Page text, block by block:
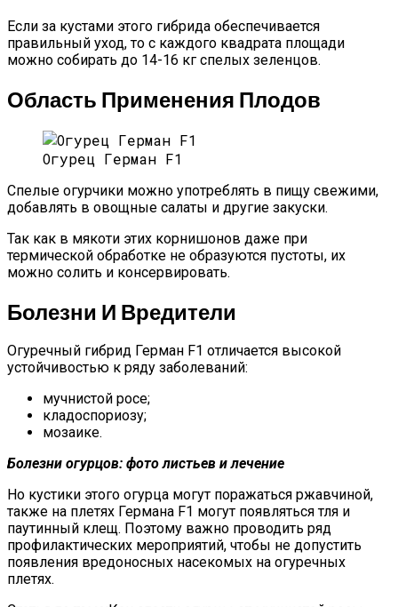
Если за кустами этого гибрида обеспечивается
правильный уход, то с каждого квадрата площади
можно собирать до 14-16 кг спелых зеленцов.
Область Применения Плодов
Огурец Герман F1
Спелые огурчики можно употреблять в пищу свежими,
добавлять в овощные салаты и другие закуски.
Так как в мякоти этих корнишонов даже при
термической обработке не образуются пустоты, их
можно солить и консервировать.
Болезни И Вредители
Огуречный гибрид Герман F1 отличается высокой
устойчивостью к ряду заболеваний:
мучнистой росе;
кладоспориозу;
мозаике.
Болезни огурцов: фото листьев и лечение
Но кустики этого огурца могут поражаться ржавчиной,
также на плетях Германа F1 могут появляться тля и
паутинный клещ. Поэтому важно проводить ряд
профилактических мероприятий, чтобы не допустить
появления вредоносных насекомых на огуречных
плетях.